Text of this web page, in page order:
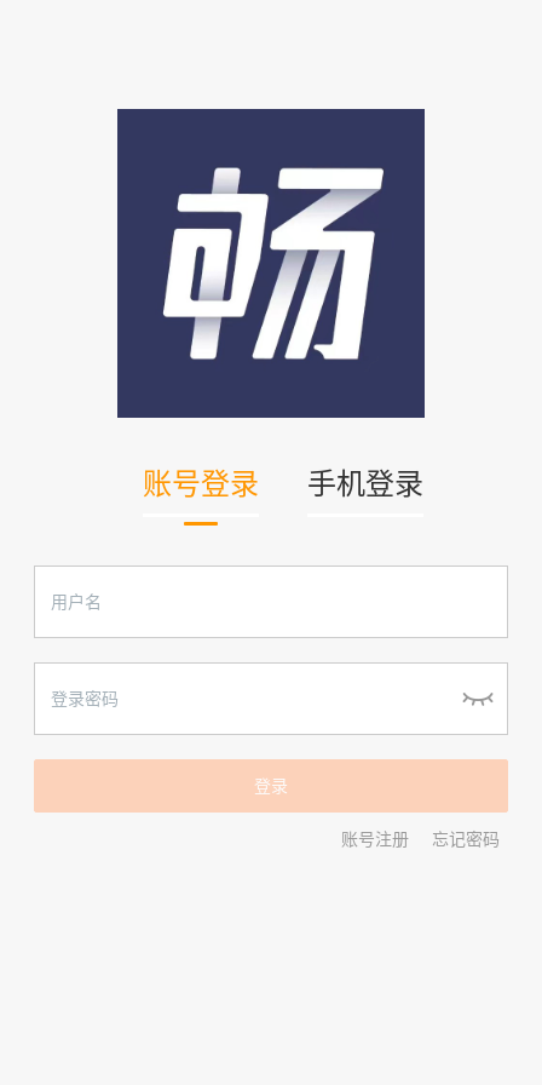
账号登录 手机登录
账号注册 忘记密码